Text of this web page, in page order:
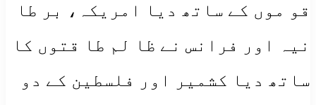
قو موں کے ساتھ دیا امریکہ، بر طا
نیہ اور فرانس نے ظا لم طا قتوں کا
ساتھ دیا کشمیر اور فلسطین کے دو